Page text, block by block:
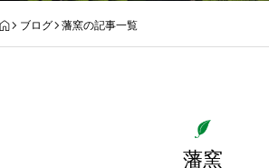
ブログ 藩窯の記事一覧
藩窯